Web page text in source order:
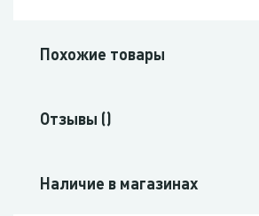
Похожие товары
Отзывы ()
Наличие в магазинах